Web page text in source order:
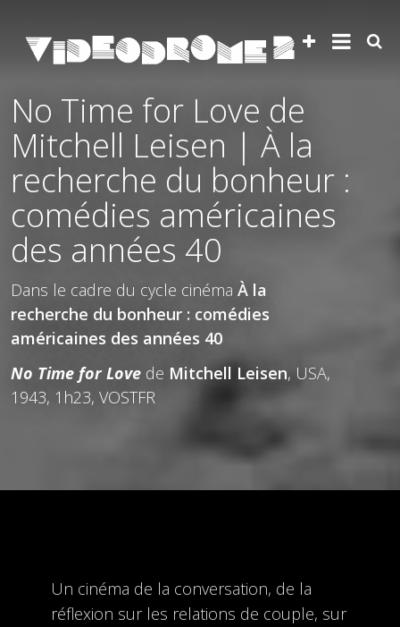
No Time for Love de
Mitchell Leisen | À la
recherche du bonheur :
comédies américaines
des années 40
Dans le cadre du cycle cinéma À la
recherche du bonheur : comédies
américaines des années 40
No Time for Love de Mitchell Leisen, USA,
1943, 1h23, VOSTFR
Un cinéma de la conversation, de la
réflexion sur les relations de couple, sur